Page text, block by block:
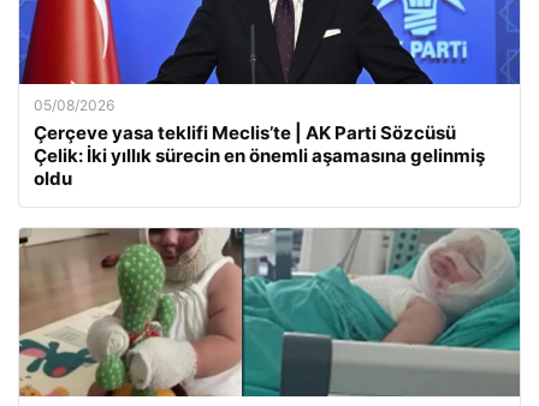
05/08/2026
Çerçeve yasa teklifi Meclis’te | AK Parti Sözcüsü
Çelik: İki yıllık sürecin en önemli aşamasına gelinmiş
oldu